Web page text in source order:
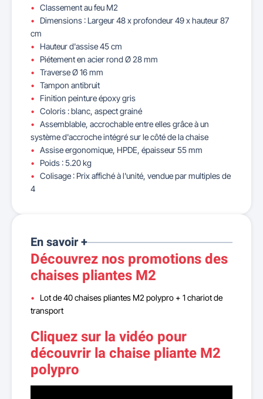
Classement au feu M2
Dimensions : Largeur 48 x profondeur 49 x hauteur 87
cm
Hauteur d'assise 45 cm
Piétement en acier rond Ø 28 mm
Traverse Ø 16 mm
Tampon antibruit
Finition peinture époxy gris
Coloris : blanc, aspect grainé
Assemblable, accrochable entre elles grâce à un
système d'accroche intégré sur le côté de la chaise
Assise ergonomique, HPDE, épaisseur 55 mm
Poids : 5.20 kg
Colisage : Prix affiché à l'unité, vendue par multiples de
4
En savoir +
Découvrez nos promotions des
chaises pliantes M2
Lot de 40 chaises pliantes M2 polypro + 1 chariot de
transport
Cliquez sur la vidéo pour
découvrir la chaise pliante M2
polypro